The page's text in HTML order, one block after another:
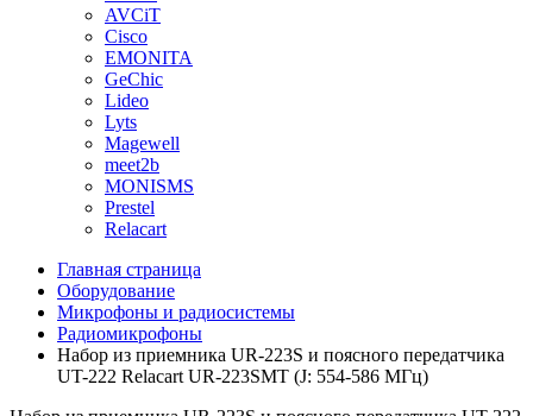
AVCiT
Cisco
EMONITA
GeChic
Lideo
Lyts
Magewell
meet2b
MONISMS
Prestel
Relacart
Главная страница
Оборудование
Микрофоны и радиосистемы
Радиомикрофоны
Набор из приемника UR-223S и поясного передатчика
UT-222 Relacart UR-223SMT (J: 554-586 МГц)